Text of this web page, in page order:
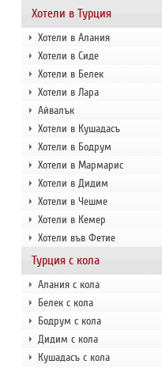
Хотели в Турция
Хотели в Алания
Хотели в Сиде
Хотели в Белек
Хотели в Лара
Айвалък
Хотели в Кушадасъ
Хотели в Бодрум
Хотели в Мармарис
Хотели в Дидим
Хотели в Чешме
Хотели в Кемер
Хотели във Фетие
Турция с кола
Алания с кола
Белек с кола
Бодрум с кола
Дидим с кола
Кушадасъ с кола